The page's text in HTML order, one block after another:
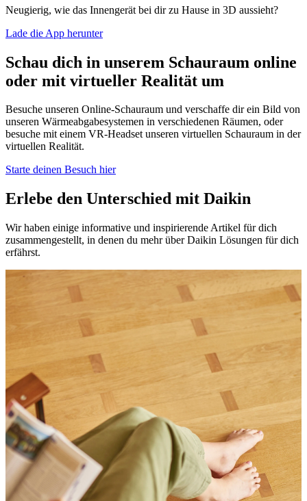
Neugierig, wie das Innengerät bei dir zu Hause in 3D aussieht?
Lade die App herunter
Schau dich in unserem Schauraum online
oder mit virtueller Realität um
Besuche unseren Online-Schauraum und verschaffe dir ein Bild von
unseren Wärmeabgabesystemen in verschiedenen Räumen, oder
besuche mit einem VR-Headset unseren virtuellen Schauraum in der
virtuellen Realität.
Starte deinen Besuch hier
Erlebe den Unterschied mit Daikin
Wir haben einige informative und inspirierende Artikel für dich
zusammengestellt, in denen du mehr über Daikin Lösungen für dich
erfährst.